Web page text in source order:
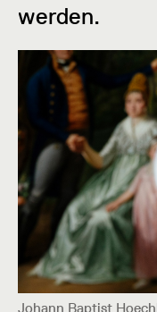
werden.
Johann Baptist